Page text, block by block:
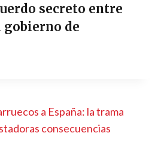
secreto entre
gobierno de